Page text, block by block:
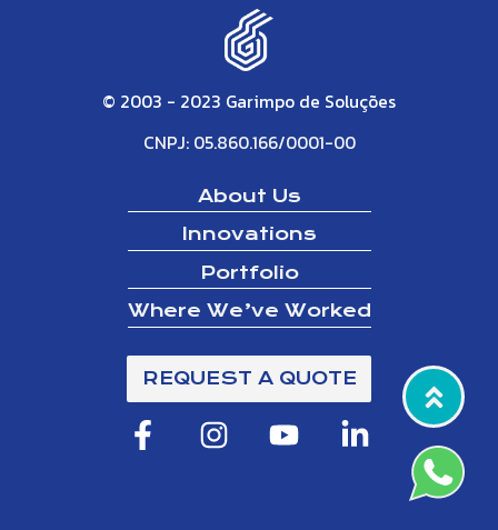
© 2003 - 2023 Garimpo de Soluções
CNPJ: 05.860.166/0001-00
About Us
Innovations
Portfolio
Where We’ve Worked
REQUEST A QUOTE